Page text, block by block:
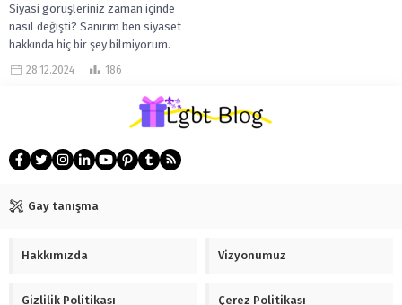
Siyasi görüşleriniz zaman içinde
nasıl değişti? Sanırım ben siyaset
hakkında hiç bir şey bilmiyorum.
Aslında siyaset nedir bilmiyorum.
Televizyonda gördüğüm...
28.12.2024 186
Gay tanışma
Hakkımızda Vizyonumuz
Gizlilik Politikası Çerez Politikası